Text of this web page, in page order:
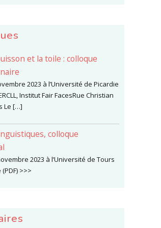
et la toile : colloque
2023 à l’Université de Picardie
Institut Fair FacesRue Christian
Le […]
colloque
2023 à l’Université de Tours
>>>